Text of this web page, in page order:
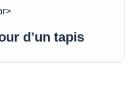
d’un tapis